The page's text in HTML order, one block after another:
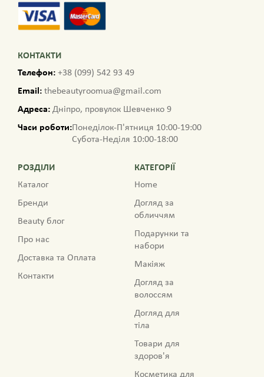
КОНТАКТИ
Телефон: +38 (099) 542 93 49
Email: thebeautyroomua@gmail.com
Адреса: Дніпро, провулок Шевченко 9
Часи роботи:Понеділок-П'ятниця 10:00-19:00
Субота-Неділя 10:00-18:00
РОЗДІЛИ
Каталог
Бренди
Beauty блог
Про нас
Доставка та Оплата
Контакти
КАТЕГОРІЇ
Home
Догляд за
обличчям
Подарунки та
набори
Макіяж
Догляд за
волоссям
Догляд для
тіла
Товари для
здоров'я
Косметика для